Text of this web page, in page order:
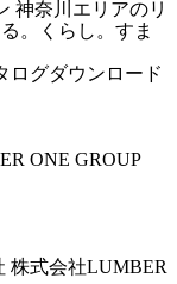
神奈川エリアのリ
。くらし。すま
ログダウンロード
ONE GROUP
株式会社LUMBER